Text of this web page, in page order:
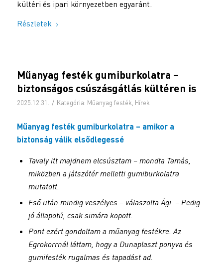
kültéri és ipari környezetben egyaránt.
Részletek
Műanyag festék gumiburkolatra –
biztonságos csúszásgátlás kültéren is
2025.12.31. / Kategória: Műanyag festék Hírek
Műanyag festék gumiburkolatra – amikor a
biztonság válik elsődlegessé
Tavaly itt majdnem elcsúsztam – mondta Tamás,
miközben a játszótér melletti gumiburkolatra
mutatott.
Eső után mindig veszélyes – válaszolta Ági. – Pedig
jó állapotú, csak simára kopott.
Pont ezért gondoltam a műanyag festékre. Az
Egrokorrnál láttam, hogy a Dunaplaszt ponyva és
gumifesték rugalmas és tapadást ad.